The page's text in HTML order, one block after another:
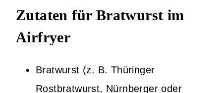
Zutaten für Bratwurst im
Airfryer
Bratwurst (z. B. Thüringer
Rostbratwurst, Nürnberger oder